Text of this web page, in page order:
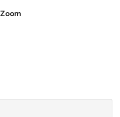
Zoom